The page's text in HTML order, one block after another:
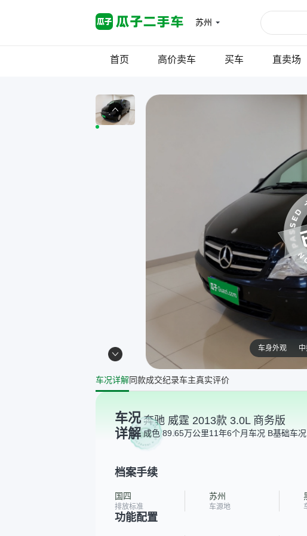
苏州
首页 高价卖车 买车 直卖场
车身外观
车况详解同款成交纪录车主真实评价
车况
详解
奔驰 威霆 2013款 3.0L 商务版
成色 89.65万公里11年6个月车况 B基础车
档案手续
国四
排放标准
苏州
车源地
功能配置